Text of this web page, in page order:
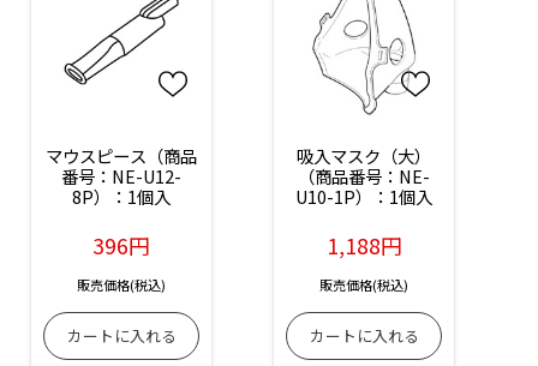
マウスピース（商品
番号：NE-U12-
8P）：1個入
396円
販売価格(税込)
吸入マスク（大）
（商品番号：NE-
U10-1P）：1個入
1,188円
販売価格(税込)